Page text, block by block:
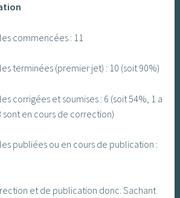
commencées : 11
terminées (premier jet) : 10 (soit 90%)
corrigées et soumises : 6 (soit 54%, 1 a
en cours de correction)
publiées ou en cours de publication :
et de publication donc. Sachant